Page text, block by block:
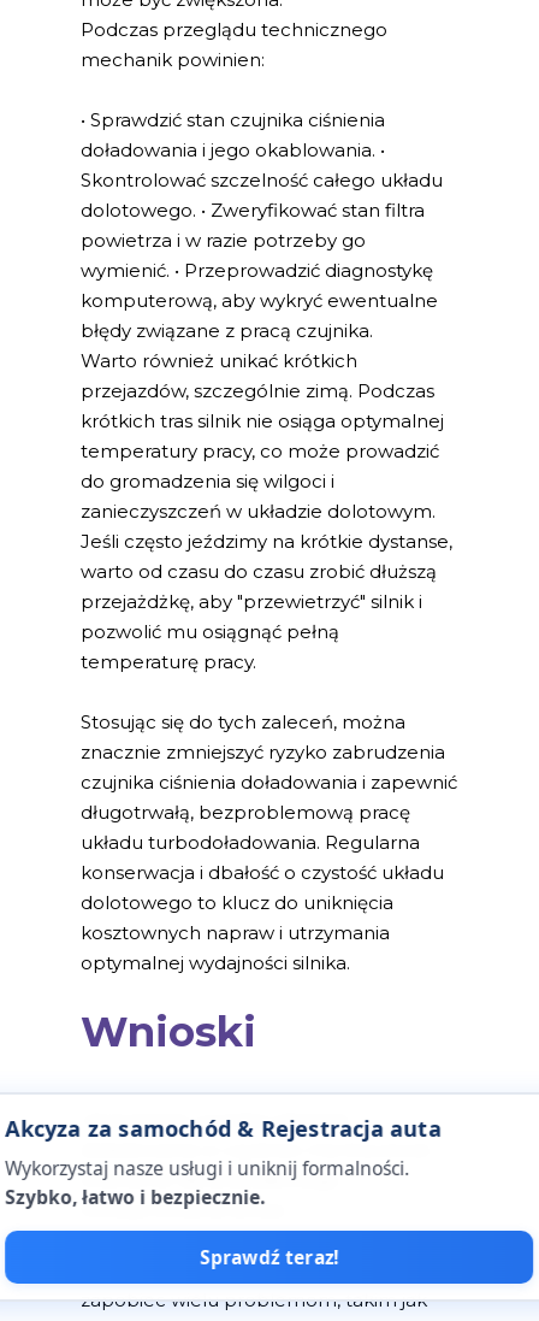
Akcyza za samochód & Rejestracja auta
Wykorzystaj nasze usługi i uniknij formalności.
Szybko, łatwo i bezpiecznie.
Sprawdź teraz!
Podczas przeglądu technicznego
mechanik powinien:
• Sprawdzić stan czujnika ciśnienia
doładowania i jego okablowania. •
Skontrolować szczelność całego układu
dolotowego. • Zweryfikować stan filtra
powietrza i w razie potrzeby go
wymienić. • Przeprowadzić diagnostykę
komputerową, aby wykryć ewentualne
błędy związane z pracą czujnika.
Warto również unikać krótkich
przejazdów, szczególnie zimą. Podczas
krótkich tras silnik nie osiąga optymalnej
temperatury pracy, co może prowadzić
do gromadzenia się wilgoci i
zanieczyszczeń w układzie dolotowym.
Jeśli często jeździmy na krótkie dystanse,
warto od czasu do czasu zrobić dłuższą
przejażdżkę, aby "przewietrzyć" silnik i
pozwolić mu osiągnąć pełną
temperaturę pracy.
Stosując się do tych zaleceń, można
znacznie zmniejszyć ryzyko zabrudzenia
czujnika ciśnienia doładowania i zapewnić
długotrwałą, bezproblemową pracę
układu turbodoładowania. Regularna
konserwacja i dbałość o czystość układu
dolotowego to klucz do uniknięcia
kosztownych napraw i utrzymania
optymalnej wydajności silnika.
Wnioski
Utrzymanie czujnika ciśnienia
doładowania w czystości ma kluczowe
znaczenie dla prawidłowego
funkcjonowania silnika
czyszczenie tego elementu może
zapobiec wielu problemom, takim jak